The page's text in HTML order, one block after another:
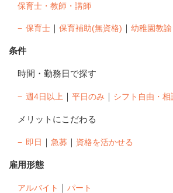
保育士・教師・講師
保育士 ｜ 保育補助(無資格) ｜ 幼稚園教諭
条件
時間・勤務日で探す
週4日以上 ｜ 平日のみ ｜ シフト自由・相
メリットにこだわる
即日 ｜ 急募 ｜ 資格を活かせる
雇用形態
アルバイト ｜ パート